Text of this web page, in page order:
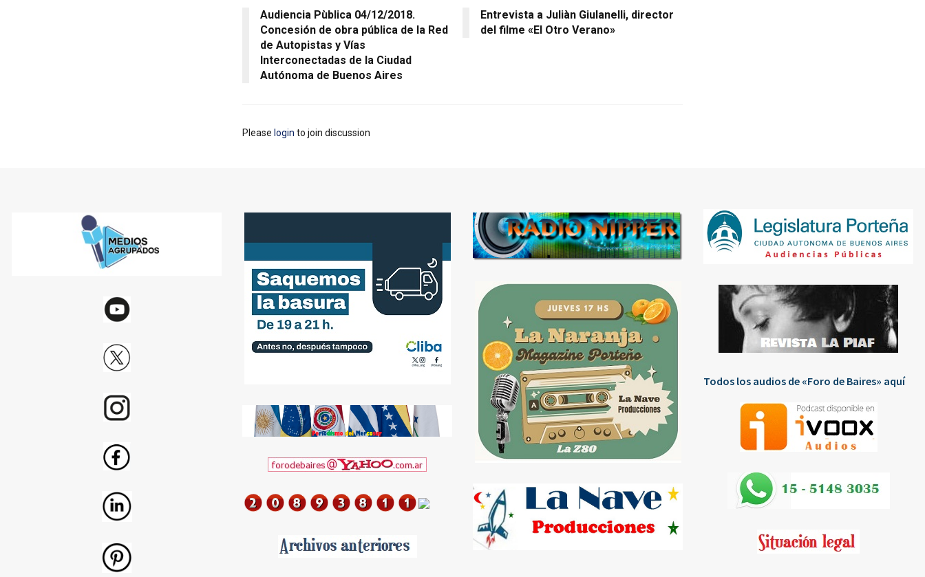
Audiencia Pùblica 04/12/2018.
Concesión de obra pública de la Red
de Autopistas y Vías
Interconectadas de la Ciudad
Autónoma de Buenos Aires
Entrevista a Juliàn Giulanelli, director
del filme «El Otro Verano»
Please login to join discussion
Todos los audios de «Foro de Baires» aquí